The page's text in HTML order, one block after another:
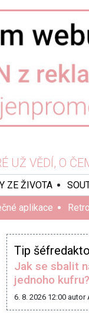
UŽ VĚDÍ, O
ZE ŽIVOTA
aplikace Retro
Tip
Jak se sbalit
jednoho kufru?
6. 8. 2026 12:00 autor